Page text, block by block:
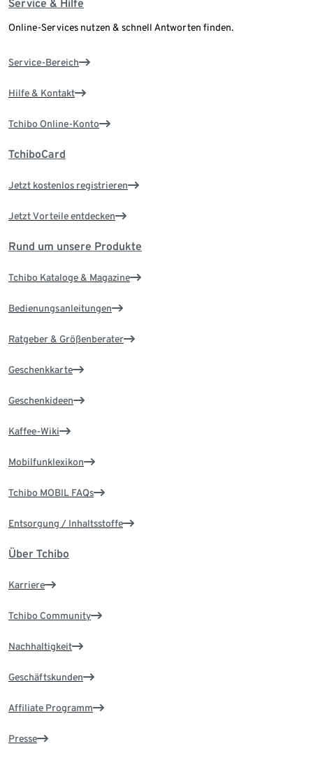
Service & Hilfe
Online-Services nutzen & schnell Antworten finden.
Service-Bereich
Hilfe & Kontakt
Tchibo Online-Konto
TchiboCard
Jetzt kostenlos registrieren
Jetzt Vorteile entdecken
Rund um unsere Produkte
Tchibo Kataloge & Magazine
Bedienungsanleitungen
Ratgeber & Größenberater
Geschenkkarte
Geschenkideen
Kaffee-Wiki
Mobilfunklexikon
Tchibo MOBIL FAQs
Entsorgung / Inhaltsstoffe
Über Tchibo
Karriere
Tchibo Community
Nachhaltigkeit
Geschäftskunden
Affiliate Programm
Presse